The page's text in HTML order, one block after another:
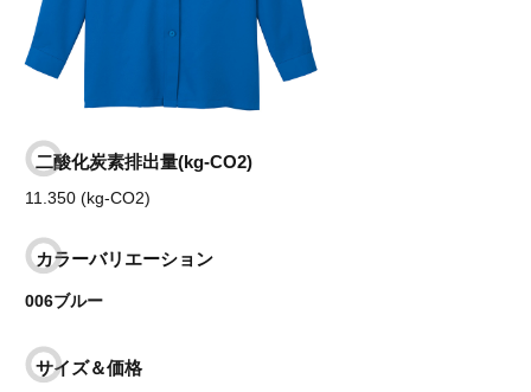
二酸化炭素排出量(kg-CO2)
11.350 (kg-CO2)
カラーバリエーション
006ブルー
サイズ＆価格